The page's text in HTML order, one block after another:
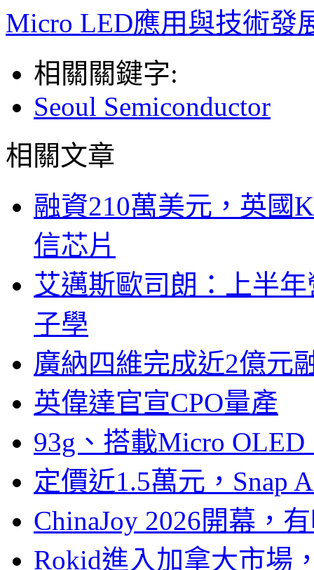
Micro LED應用與技術發
相關關鍵字:
Seoul Semiconductor
相關文章
融資210萬美元，英國
信芯片
艾邁斯歐司朗：上半
子學
廣納四維完成近2億元
英偉達官宣CPO量產
93g、搭載Micro
定價近1.5萬元，Snap
ChinaJoy 2026開幕，
Rokid進入加拿大市場